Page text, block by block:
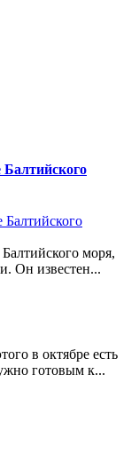
моря,
Он известен...
в октябре есть
готовым к...